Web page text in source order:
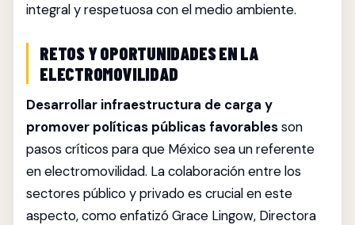
integral y respetuosa con el medio ambiente.
RETOS Y OPORTUNIDADES EN LA
ELECTROMOVILIDAD
Desarrollar infraestructura de carga y
promover políticas públicas favorablesson
pasos críticos para que México sea un referente
en electromovilidad. La colaboración entre los
sectores público y privado es crucial en este
aspecto, como enfatizó Grace Lingow, Directora